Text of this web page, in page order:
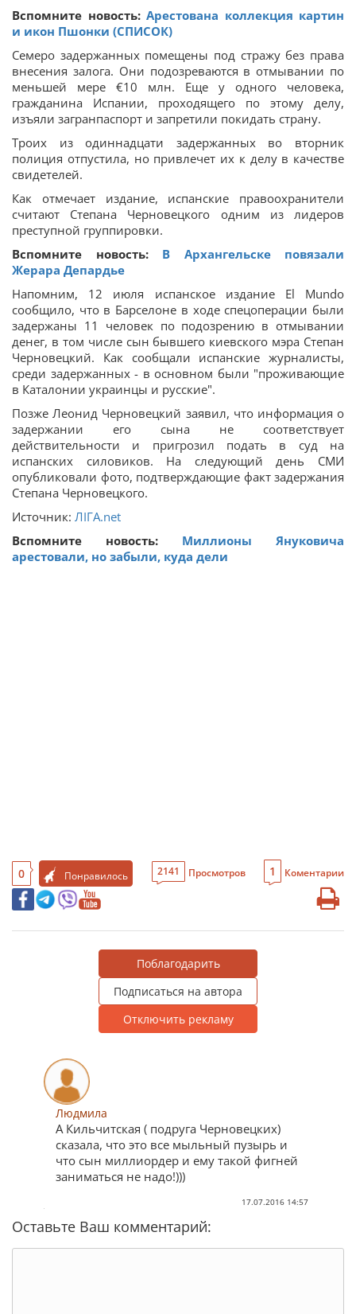
Вспомните новость: Арестована коллекция картин
и икон Пшонки (СПИСОК)
Семеро задержанных помещены под стражу без права
внесения залога. Они подозреваются в отмывании по
меньшей мере €10 млн. Еще у одного человека,
гражданина Испании, проходящего по этому делу,
изъяли загранпаспорт и запретили покидать страну.
Троих из одиннадцати задержанных во вторник
полиция отпустила, но привлечет их к делу в качестве
свидетелей.
Как отмечает издание, испанские правоохранители
считают Степана Черновецкого одним из лидеров
преступной группировки.
Вспомните новость: В Архангельске повязали
Жерара Депардье
Напомним, 12 июля испанское издание El Mundo
сообщило, что в Барселоне в ходе спецоперации были
задержаны 11 человек по подозрению в отмывании
денег, в том числе сын бывшего киевского мэра Степан
Черновецкий. Как сообщали испанские журналисты,
среди задержанных - в основном были "проживающие
в Каталонии украинцы и русские".
Позже Леонид Черновецкий заявил, что информация о
задержании его сына не соответствует
действительности и пригрозил подать в суд на
испанских силовиков. На следующий день СМИ
опубликовали фото, подтверждающие факт задержания
Степана Черновецкого.
Источник: ЛІГА.net
Вспомните новость: Миллионы Януковича
арестовали, но забыли, куда дели
0 Понравилось 2141 Просмотров 1 Коментарии
Поблагодарить
Подписаться на автора
Отключить рекламу
Людмила
А Кильчитская ( подруга Черновецких)
сказала, что это все мыльный пузырь и
что сын миллиордер и ему такой фигней
заниматься не надо!)))
17.07.2016 14:57
Оставьте Ваш комментарий: